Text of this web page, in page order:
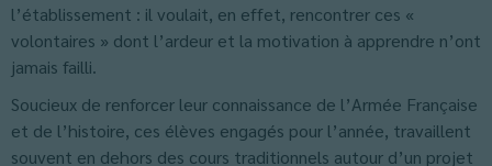
l’établissement : il voulait, en effet, rencontrer ces «
volontaires » dont l’ardeur et la motivation à apprendre n’ont
jamais failli.
Soucieux de renforcer leur connaissance de l’Armée Française
et de l’histoire, ces élèves engagés pour l’année, travaillent
souvent en dehors des cours traditionnels autour d’un projet